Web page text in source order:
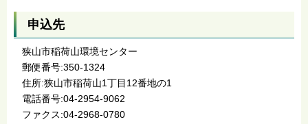
申込先
狭山市稲荷山環境センター
郵便番号:350-1324
住所:狭山市稲荷山1丁目12番地の1
電話番号:04-2954-9062
ファクス:04-2968-0780